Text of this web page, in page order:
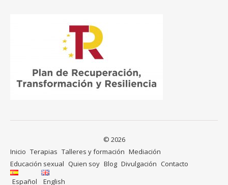
© 2026
Inicio Terapias Talleres y formación Mediación
Educación sexual Quien soy Blog Divulgación Contacto
Español
English